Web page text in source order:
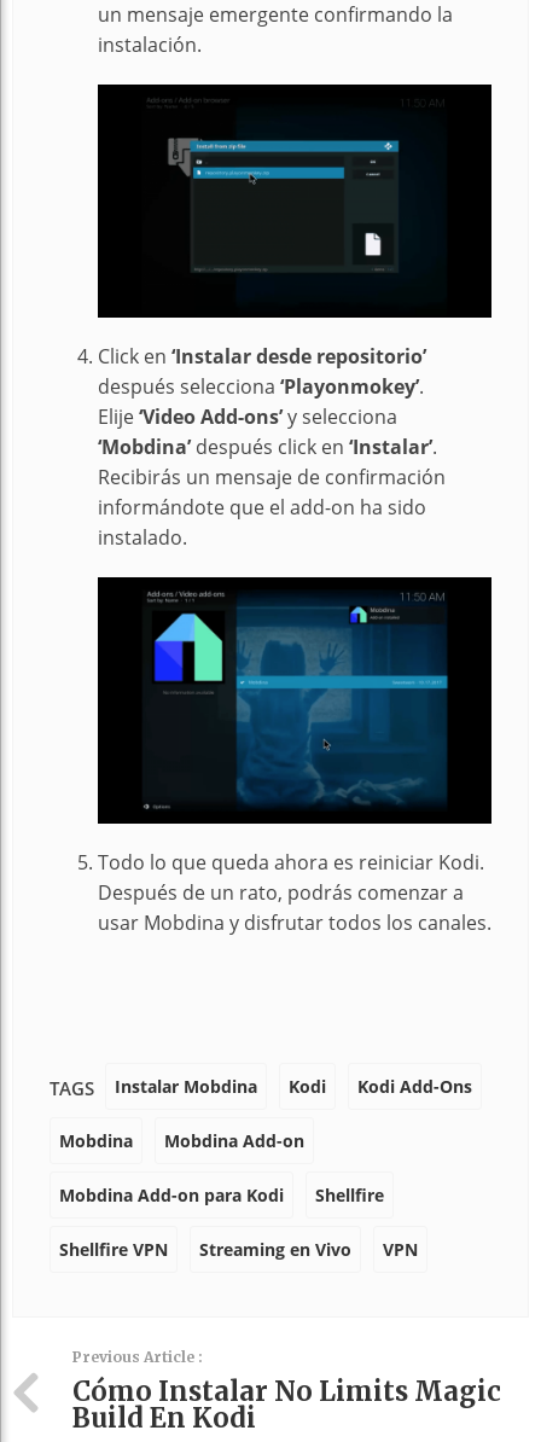
un mensaje emergente confirmando la
instalación.
Click en ‘Instalar desde repositorio’
después selecciona ‘Playonmokey’.
Elije‘Video Add-ons’y selecciona
‘Mobdina’después click en ‘Instalar’.
Recibirás un mensaje de confirmación
informándote que el add-on ha sido
instalado.
Todo lo que queda ahora es reiniciar Kodi.
Después de un rato, podrás comenzar a
usar Mobdina y disfrutar todos los canales.
TAGS Instalar Mobdina Kodi Kodi Add-Ons
Mobdina Mobdina Add-on
Mobdina Add-on para Kodi Shellfire
Shellfire VPN Streaming en Vivo VPN
Previous Article :
Cómo Instalar No Limits Magic
Build En Kodi